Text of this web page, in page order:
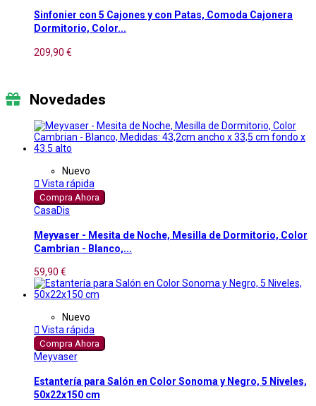
Sinfonier con 5 Cajones y con Patas, Comoda Cajonera
Dormitorio, Color...
209,90 €
Novedades
Nuevo
 Vista rápida
Compra Ahora
CasaDis
Meyvaser - Mesita de Noche, Mesilla de Dormitorio, Color
Cambrian - Blanco,...
59,90 €
Nuevo
 Vista rápida
Compra Ahora
Meyvaser
Estantería para Salón en Color Sonoma y Negro, 5 Niveles,
50x22x150 cm